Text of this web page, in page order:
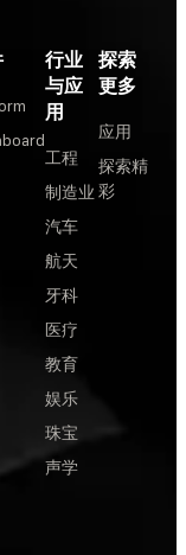
行业
与应
用
工程
制造业
汽车
航天
牙科
医疗
教育
娱乐
珠宝
声学
探索
更多
应用
探索精
彩